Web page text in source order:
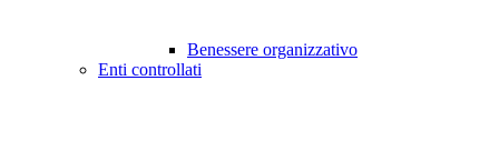
Benessere organizzativo
Enti controllati